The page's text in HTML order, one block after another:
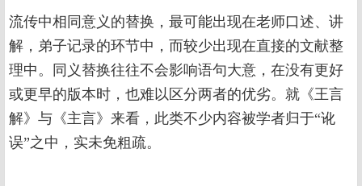
流传中相同意义的替换，最可能出现在老师口述、讲
解，弟子记录的环节中，而较少出现在直接的文献整
理中。同义替换往往不会影响语句大意，在没有更好
或更早的版本时，也难以区分两者的优劣。就《王言
解》与《主言》来看，此类不少内容被学者归于“讹
误”之中，实未免粗疏。